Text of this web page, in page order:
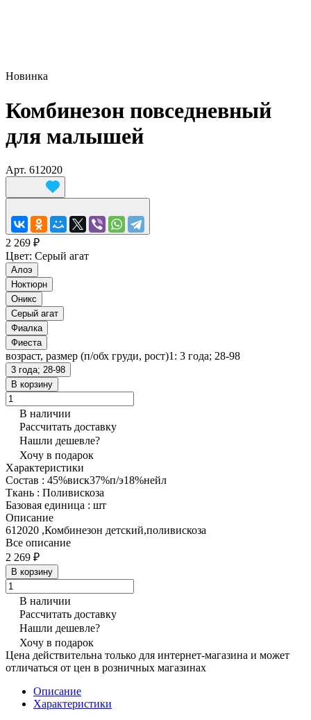
Новинка
Комбинезон повседневный
для малышей
Арт. 612020
2 269 ₽
Цвет: Серый агат
Алоэ
Ноктюрн
Оникс
Серый агат
Фиалка
Фиеста
возраст, размер (п/обх груди, рост)1: 3 года; 28-98
3 года; 28-98
В корзину
В наличии
Рассчитать доставку
Нашли дешевле?
Хочу в подарок
Характеристики
Состав : 45%виск37%п/э18%нейл
Ткань : Поливискоза
Базовая единица : шт
Описание
612020 ,Комбинезон детский,поливискоза
Все описание
2 269 ₽
В корзину
В наличии
Рассчитать доставку
Нашли дешевле?
Хочу в подарок
Цена действительна только для интернет-магазина и может
отличаться от цен в розничных магазинах
Описание
Характеристики